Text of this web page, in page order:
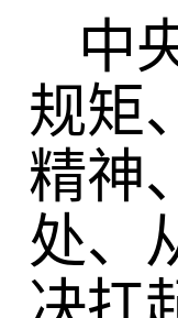
中
规矩
精神
处、